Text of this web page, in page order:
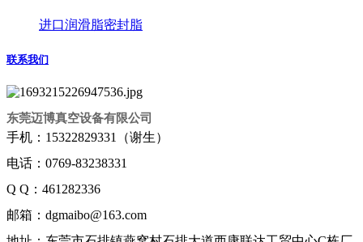
进口润滑脂密封脂
联系我们
东莞迈博真空设备有限公司
手机：15322829331（谢生）
电话：0769-83238331
Q Q：461282336
邮箱：dgmaibo@163.com